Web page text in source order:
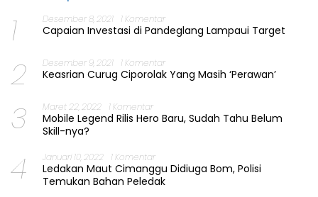
1 Desember 8, 2021 1 Komentar
Capaian Investasi di Pandeglang Lampaui Target
2 Desember 9, 2021 1 Komentar
Keasrian Curug Ciporolak Yang Masih ‘Perawan’
3 Maret 22, 2022 1 Komentar
Mobile Legend Rilis Hero Baru, Sudah Tahu Belum
Skill-nya?
4 Januari 10, 2022 1 Komentar
Ledakan Maut Cimanggu Didiuga Bom, Polisi
Temukan Bahan Peledak